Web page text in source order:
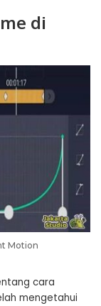
di
Motion
cara
mengetahui